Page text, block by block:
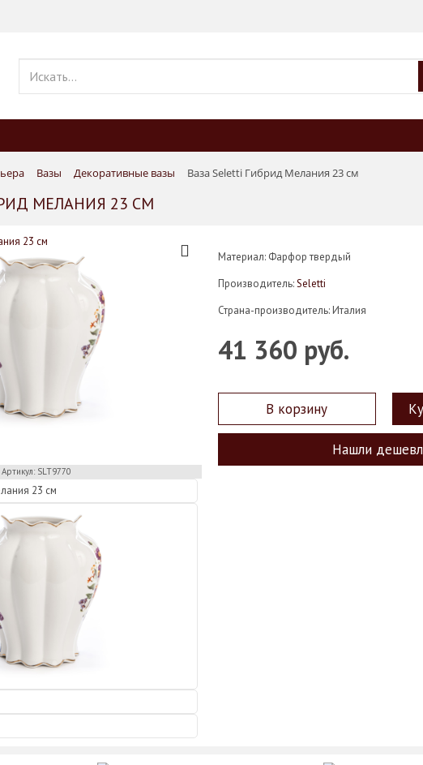
Вазы Декоративные вазы Ваза Seletti Гибрид Мелания 23 см
МЕЛАНИЯ 23 СМ
Артикул: SLT9770
Материал: Фарфор твердый
Производитель:Seletti
Страна-производитель: Италия
41 360 руб.
В корзину
Нашли